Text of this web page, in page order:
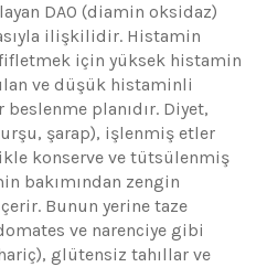
DAO (diamin oksidaz)
ilişkilidir. Histamin
için yüksek histamin
ve düşük histaminli
planıdır. Diyet,
şarap), işlenmiş etler
konserve ve tütsülenmiş
bakımından zengin
Bunun yerine taze
ve narenciye gibi
glütensiz tahıllar ve